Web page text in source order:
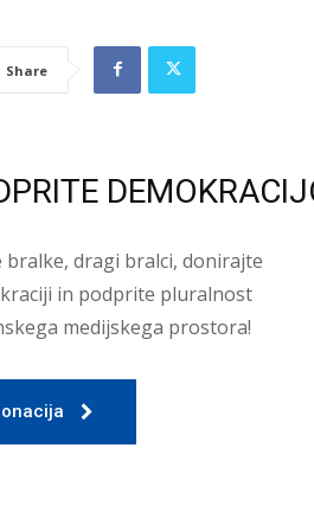
Share
bralke, dragi bralci, donirajte
in podprite pluralnost
medijskega prostora!